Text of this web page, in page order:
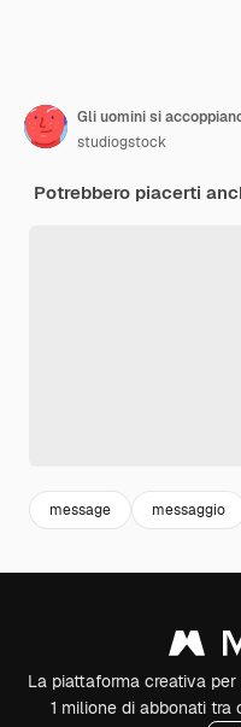
studiogstock
Potrebbero piacerti
message messaggio
La piattaforma creativa
1 milione di abbonati tra